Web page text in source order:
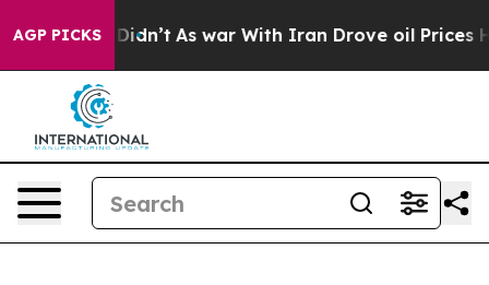
AGP PICKS
it Didn’t As war With Iran Drove oil Prices Higher,